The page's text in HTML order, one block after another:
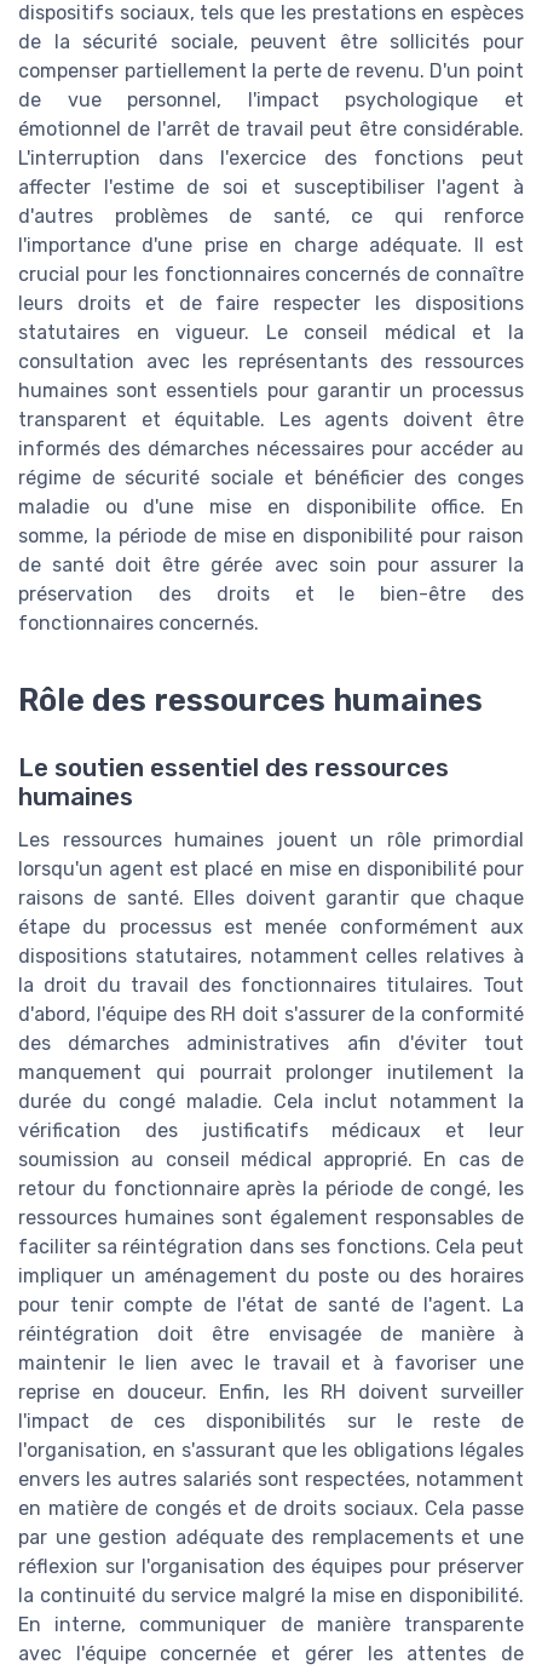
dispositifs sociaux, tels que les prestations en espèces
de la sécurité sociale, peuvent être sollicités pour
compenser partiellement la perte de revenu. D'un point
de vue personnel, l'impact psychologique et
émotionnel de l'arrêt de travail peut être considérable.
L'interruption dans l'exercice des fonctions peut
affecter l'estime de soi et susceptibiliser l'agent à
d'autres problèmes de santé, ce qui renforce
l'importance d'une prise en charge adéquate. Il est
crucial pour les fonctionnaires concernés de connaître
leurs droits et de faire respecter les dispositions
statutaires en vigueur. Le conseil médical et la
consultation avec les représentants des ressources
humaines sont essentiels pour garantir un processus
transparent et équitable. Les agents doivent être
informés des démarches nécessaires pour accéder au
régime de sécurité sociale et bénéficier des conges
maladie ou d'une mise en disponibilite office. En
somme, la période de mise en disponibilité pour raison
de santé doit être gérée avec soin pour assurer la
préservation des droits et le bien-être des
fonctionnaires concernés.
Rôle des ressources humaines
Le soutien essentiel des ressources
humaines
Les ressources humaines jouent un rôle primordial
lorsqu'un agent est placé en mise en disponibilité pour
raisons de santé. Elles doivent garantir que chaque
étape du processus est menée conformément aux
dispositions statutaires, notamment celles relatives à
la droit du travail des fonctionnaires titulaires. Tout
d'abord, l'équipe des RH doit s'assurer de la conformité
des démarches administratives afin d'éviter tout
manquement qui pourrait prolonger inutilement la
durée du congé maladie. Cela inclut notamment la
vérification des justificatifs médicaux et leur
soumission au conseil médical approprié. En cas de
retour du fonctionnaire après la période de congé, les
ressources humaines sont également responsables de
faciliter sa réintégration dans ses fonctions. Cela peut
impliquer un aménagement du poste ou des horaires
pour tenir compte de l'état de santé de l'agent. La
réintégration doit être envisagée de manière à
maintenir le lien avec le travail et à favoriser une
reprise en douceur. Enfin, les RH doivent surveiller
l'impact de ces disponibilités sur le reste de
l'organisation, en s'assurant que les obligations légales
envers les autres salariés sont respectées, notamment
en matière de congés et de droits sociaux. Cela passe
par une gestion adéquate des remplacements et une
réflexion sur l'organisation des équipes pour préserver
la continuité du service malgré la mise en disponibilité.
En interne, communiquer de manière transparente
avec l'équipe concernée et gérer les attentes de